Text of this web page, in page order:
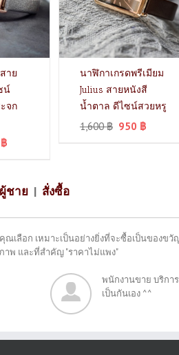
าย
น์
จก
฿
นาฬิกาเกรดพรีเมียม
Julius สายหนังสี
น้ำตาล ดีไซน์สวยหรู
1,600฿ 950 ฿
ชาย | สั่งซื้อ
เลือก เหมาะเป็นอย่างยิ่งที่จะซื้อเป็นของขวั
าพ และที่สำคัญ "ราคาไม่แพง"
พนักงานขาย บริกา
เป็นกันเอง ^^